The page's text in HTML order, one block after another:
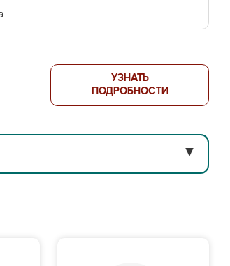
УЗНАТЬ
ПОДРОБНОСТИ
▼